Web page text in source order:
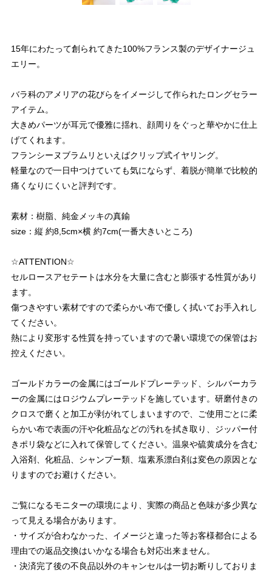
15年にわたって創られてきた100%フランス製のデザイナージュ
エリー。
バラ科のアメリアの花びらをイメージして作られたロングセラー
アイテム。
大きめパーツが耳元で優雅に揺れ、顔周りをぐっと華やかに仕上
げてくれます。
フランシーヌブラムリといえばクリップ式イヤリング。
軽量なので一日中つけていても気にならず、着脱が簡単で比較的
痛くなりにくいと評判です。
素材：樹脂、純金メッキの真鍮
size：縦 約8,5cm×横 約7cm(一番大きいところ)
☆ATTENTION☆
セルロースアセテートは水分を大量に含むと膨張する性質があり
ます。
傷つきやすい素材ですので柔らかい布で優しく拭いてお手入れし
てください。
熱により変形する性質を持っていますので暑い環境での保管はお
控えください。
ゴールドカラーの金属にはゴールドプレーテッド、シルバーカラ
ーの金属にはロジウムプレーテッドを施しています。研磨付きの
クロスで磨くと加工が剥がれてしまいますので、ご使用ごとに柔
らかい布で表面の汗や化粧品などの汚れを拭き取り、ジッパー付
きポリ袋などに入れて保管してください。温泉や硫黄成分を含む
入浴剤、化粧品、シャンプー類、塩素系漂白剤は変色の原因とな
りますのでお避けください。
ご覧になるモニターの環境により、実際の商品と色味が多少異な
って見える場合があります。
・サイズが合わなかった、イメージと違った等お客様都合による
理由での返品交換はいかなる場合も対応出来ません。
・決済完了後の不良品以外のキャンセルは一切お断りしておりま